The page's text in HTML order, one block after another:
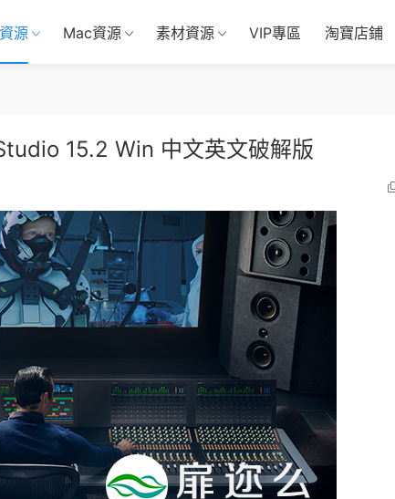
源 Mac資源 素材資源 VIP專區 淘寶店鋪
15.2 Win 中文英文破解版